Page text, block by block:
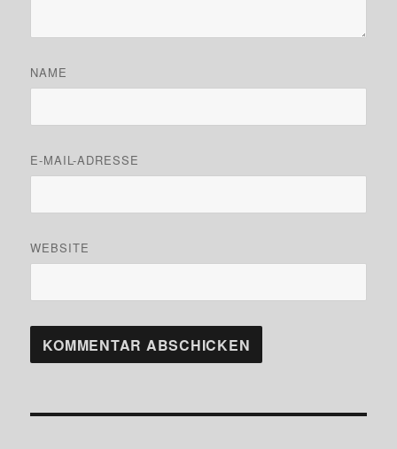
NAME
E-MAIL-ADRESSE
WEBSITE